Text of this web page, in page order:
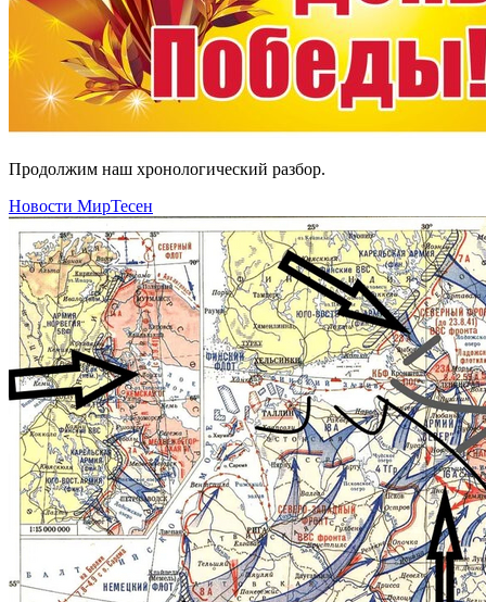
Продолжим наш хронологический разбор.
Новости МирТесен